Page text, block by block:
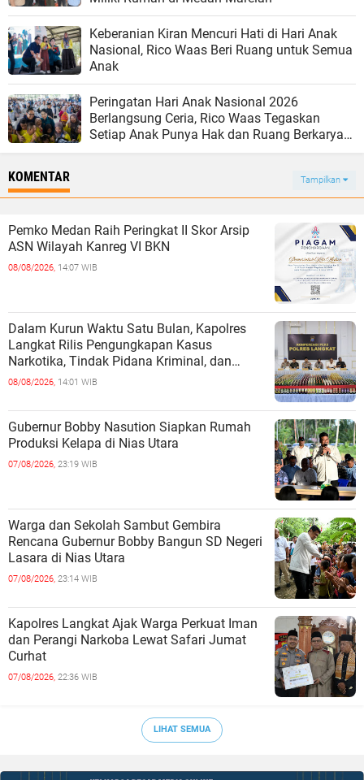
Keberanian Kiran Mencuri Hati di Hari Anak
Nasional, Rico Waas Beri Ruang untuk Semua
Anak
Peringatan Hari Anak Nasional 2026
Berlangsung Ceria, Rico Waas Tegaskan
Setiap Anak Punya Hak dan Ruang Berkarya
KOMENTAR
Tampilkan
Pemko Medan Raih Peringkat II Skor Arsip
ASN Wilayah Kanreg VI BKN
08/08/2026, 14:07 WIB
Dalam Kurun Waktu Satu Bulan, Kapolres
Langkat Rilis Pengungkapan Kasus
Narkotika, Tindak Pidana Kriminal, dan
Kekerasan Seksual terhadap Anak
08/08/2026, 14:01 WIB
Gubernur Bobby Nasution Siapkan Rumah
Produksi Kelapa di Nias Utara
07/08/2026, 23:19 WIB
Warga dan Sekolah Sambut Gembira
Rencana Gubernur Bobby Bangun SD Negeri
Lasara di Nias Utara
07/08/2026, 23:14 WIB
Kapolres Langkat Ajak Warga Perkuat Iman
dan Perangi Narkoba Lewat Safari Jumat
Curhat
07/08/2026, 22:36 WIB
LIHAT SEMUA